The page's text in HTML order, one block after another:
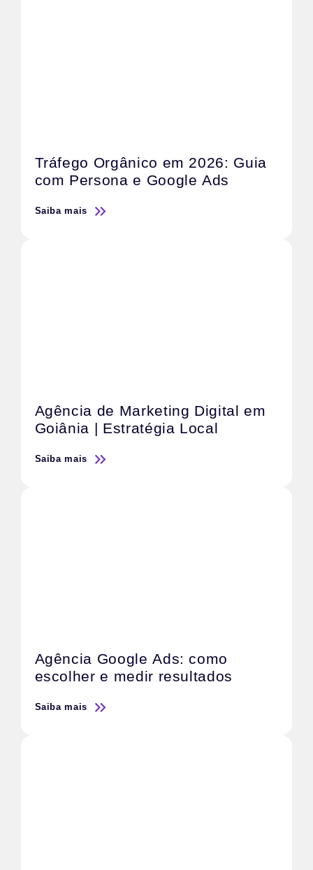
Tráfego Orgânico em 2026: Guia
com Persona e Google Ads
Saiba mais
Agência de Marketing Digital em
Goiânia | Estratégia Local
Saiba mais
Agência Google Ads: como
escolher e medir resultados
Saiba mais